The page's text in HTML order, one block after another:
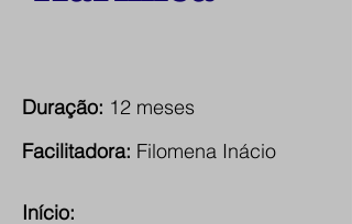
Duração: 12 meses
Facilitadora: Filomena Inácio
Início: